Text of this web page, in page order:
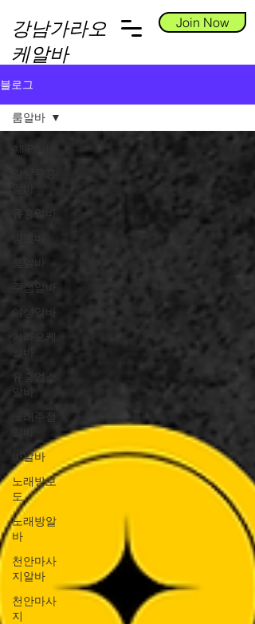
강남가라오
케알바
Join Now
블로그
All Posts
강남유흥
유흥알바
룸알바
주점알바
여성알바
가라오케
알바
유흥업소
알바
노래주점
바알바
노래방보
도
노래방알
바
천안마사
지알바
천안마사
지
룸알바